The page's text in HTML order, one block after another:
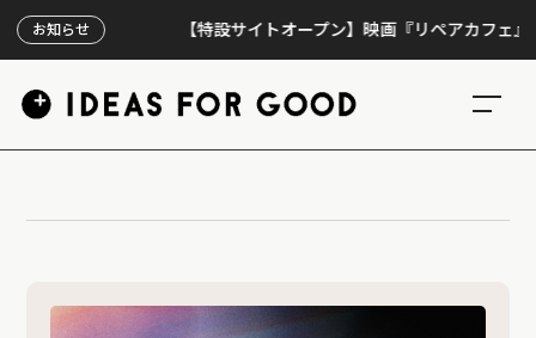
お知らせ 【特設サイトオープン】映画『リペアカフェ』、上